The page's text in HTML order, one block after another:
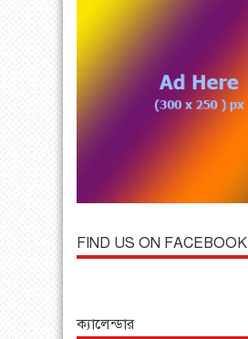
FIND US ON FACEBOOK
ক্যালেন্ডার